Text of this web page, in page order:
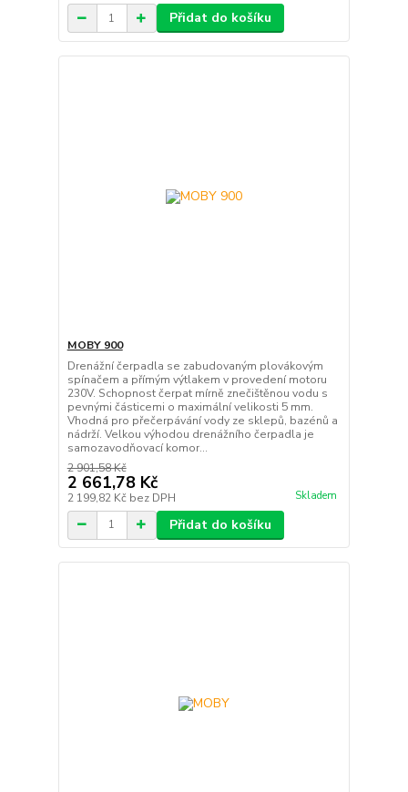
Přidat do košíku
MOBY 900
Drenážní čerpadla se zabudovaným plovákovým
spínačem a přímým výtlakem v provedení motoru
230V. Schopnost čerpat mírně znečištěnou vodu s
pevnými částicemi o maximální velikosti 5 mm.
Vhodná pro přečerpávání vody ze sklepů, bazénů a
nádrží. Velkou výhodou drenážního čerpadla je
samozavodňovací komor...
2 901,58 Kč
2 661,78 Kč
2 199,82 Kč bez DPH Skladem
Přidat do košíku